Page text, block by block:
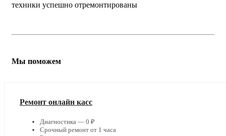
техники успешно отремонтированы
Мы поможем
Ремонт онлайн касс
Диагностика — 0 ₽
Срочный ремонт от 1 часа